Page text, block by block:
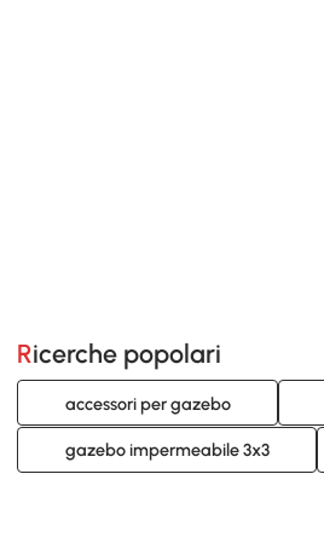
Ricerche popolari
accessori per gazebo
gazebo impermeabile 3x3